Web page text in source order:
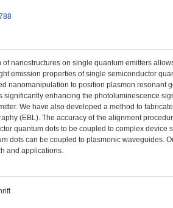
nanostructures on single quantum emitters
emission properties of single semiconductor
nanomanipulation to position plasmon resonant
significantly enhancing the photoluminescence
We have also developed a method to
(EBL). The accuracy of the alignment
quantum dots to be coupled to complex device
dots can be coupled to plasmonic waveguides.
and applications.